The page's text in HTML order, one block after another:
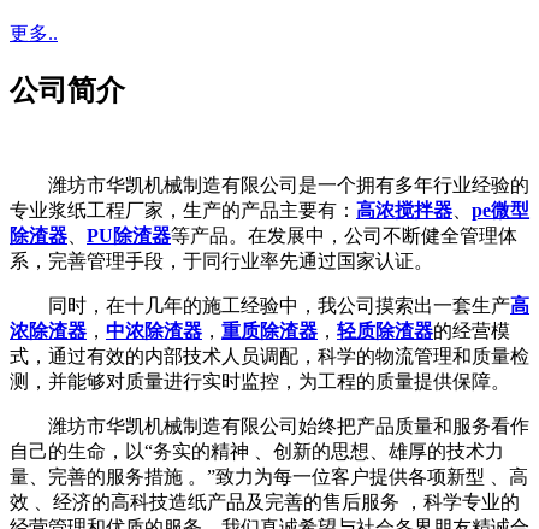
更多..
公司简介
潍坊市华凯机械制造有限公司是一个拥有多年行业经验的
专业浆纸工程厂家，生产的产品主要有： 高浓搅拌器、 pe微型
除渣器、 PU除渣器等产品。在发展中，公司不断健全管理体
系，完善管理手段，于同行业率先通过国家认证。
同时，在十几年的施工经验中，我公司摸索出一套生产高
浓除渣器 ， 中浓除渣器 ， 重质除渣器 ， 轻质除渣器的经营模
式，通过有效的内部技术人员调配，科学的物流管理和质量检
测，并能够对质量进行实时监控，为工程的质量提供保障。
潍坊市华凯机械制造有限公司始终把产品质量和服务看作
自己的生命，以“务实的精神 、创新的思想、雄厚的技术力
量、完善的服务措施 。”致力为每一位客户提供各项新型 、高
效 、经济的高科技造纸产品及完善的售后服务 ，科学专业的